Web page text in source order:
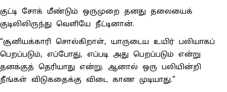
குட்டி சோக் மீண்டும் ஒருமுறை தனது தலையைக்
குடிலிலிருந்து வெளியே நீட்டினான்.
“சூனியக்காரி சொல்கிறாள், யாருடைய உயிர் பலியாகப்
பெறப்படும், எப்போது, எப்படி அது பெறப்படும் என்று
தனக்குத் தெரியாது என்று. ஆனால் ஒரு பலியின்றி
நீங்கள் விடுகதைக்கு விடை காண முடியாது.”